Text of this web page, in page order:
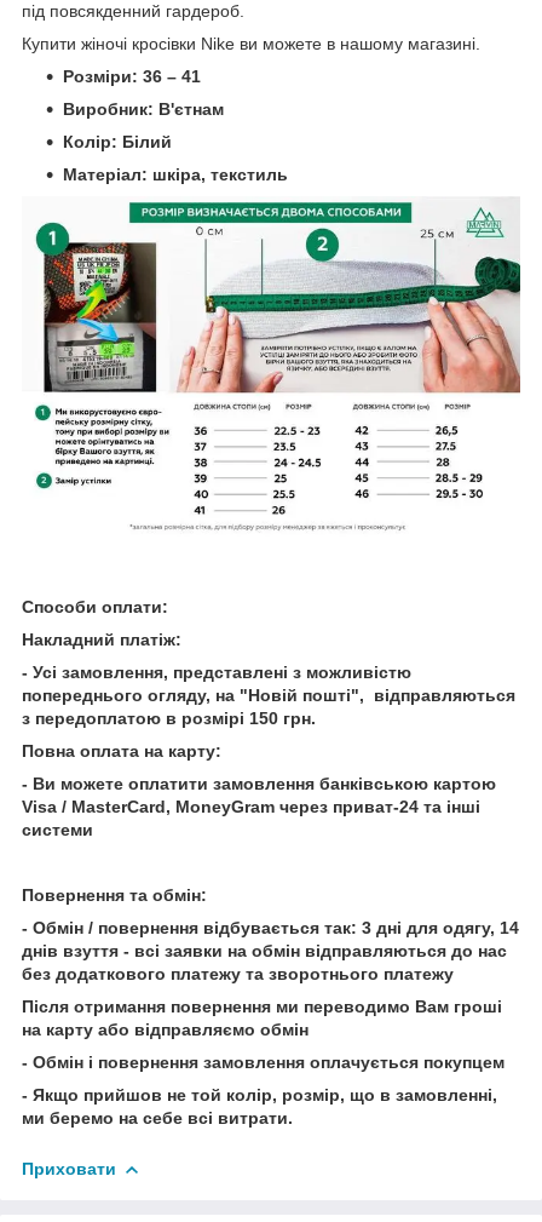
під повсякденний гардероб.
Купити жіночі кросівки Nike ви можете в нашому магазині.
Розміри: 36 – 41
Виробник: В'єтнам
Колір: Білий
Матеріал: шкіра, текстиль
Способи оплати:
Накладний платіж:
- Усі замовлення, представлені з можливістю
попереднього огляду, на "Новій пошті", відправляються
з передоплатою в розмірі 150 грн.
Повна оплата на карту:
- Ви можете оплатити замовлення банківською картою
Visa / MasterCard, MoneyGram через приват-24 та інші
системи
Повернення та обмін:
- Обмін / повернення відбувається так: 3 дні для одягу, 14
днів взуття - всі заявки на обмін відправляються до нас
без додаткового платежу та зворотнього платежу
Після отримання повернення ми переводимо Вам гроші
на карту або відправляємо обмін
- Обмін і повернення замовлення оплачується покупцем
- Якщо прийшов не той колір, розмір, що в замовленні,
ми беремо на себе всі витрати.
Приховати